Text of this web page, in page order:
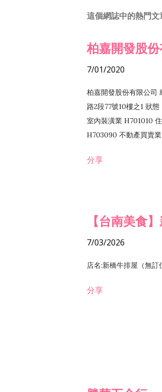
這個網誌中的熱門文
柏嘉開發股
7/01/2020
柏嘉開發股份有限公司
路2段77號10樓之1 狀
室內裝潢業 H701010
H703090 不動產買賣
分享
【台南美食
7/03/2026
店名:新橋牛排屋（無
分享